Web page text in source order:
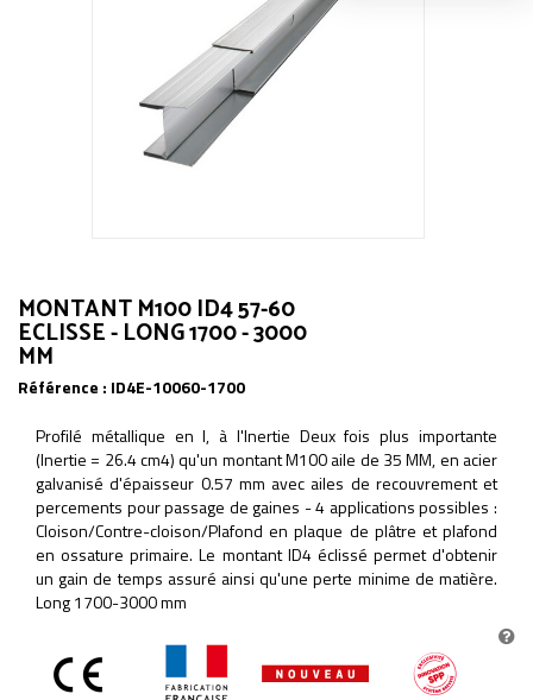
MONTANT M100 ID4 57-60
ECLISSE - LONG 1700 - 3000
MM
Référence : ID4E-10060-1700
Profilé métallique en I, à l'Inertie Deux fois plus importante
(Inertie = 26.4 cm4) qu'un montant M100 aile de 35 MM, en acier
galvanisé d'épaisseur 0.57 mm avec ailes de recouvrement et
percements pour passage de gaines - 4 applications possibles :
Cloison/Contre-cloison/Plafond en plaque de plâtre et plafond
en ossature primaire. Le montant ID4 éclissé permet d'obtenir
un gain de temps assuré ainsi qu'une perte minime de matière.
Long 1700-3000 mm